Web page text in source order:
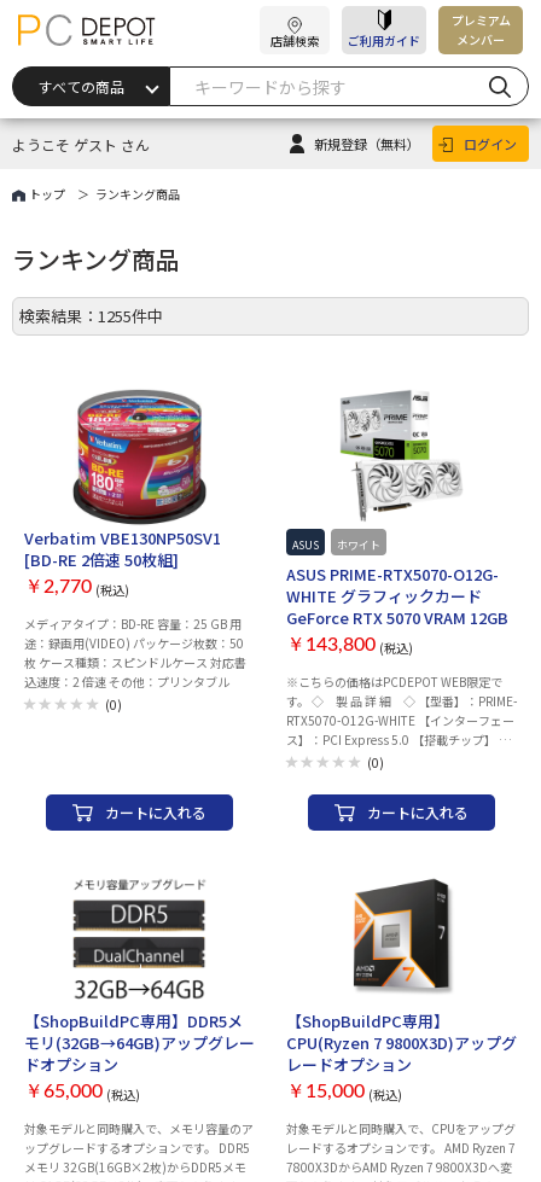
店舗検索 ご利用ガイド
プレミアム
メンバー
ようこそ ゲスト さん 新規登録 （無料） ログイン
トップ ランキング商品
ランキング商品
検索結果：1255件中
Verbatim VBE130NP50SV1
[BD-RE 2倍速 50枚組]
￥2,770 (税込)
メディアタイプ：BD-RE 容量：25 GB 用
途：録画用(VIDEO) パッケージ枚数：50
枚 ケース種類：スピンドルケース 対応書
込速度：2 倍速 その他：プリンタブル
(0)
カートに入れる
ASUS ホワイト
ASUS PRIME-RTX5070-O12G-
WHITE グラフィックカード
GeForce RTX 5070 VRAM 12GB
￥143,800 (税込)
※こちらの価格はPCDEPOT WEB限定で
す。 ◇ 製 品 詳 細 ◇ 【型番】：PRIME-
RTX5070-O12G-WHITE 【インターフェー
ス】：PCI Express 5.0 【搭載チップ】 ・
チップメーカー：NVIDIA ・グラフィック
ク：2557MHz (Boost Clock) 【VRAM】 ・
メモリ規格：GDDR7 ・メモリ容量：
12GB ・メモリ速度：28 Gbps ・メモリバ
750W ・補助電源：16-pin 【インターフ
ェース】 ・HDMI：2.1b × 1 ・
DisplayPort：2.1b × 3 ・Type-C：- ・最
大解像度：7680 x 4320 ・画面出力数：4
【冷却】：空冷ファン 【本体サイズ】：
304 x 126 x 50 mm 【JAN】：
199291046122 【メーカー】：ASUS ※ご
場合、メーカー修理対応となります。 又、
開封・未開封にかかわらず、お客様のご都
合による返品・返金は致しかねます、ご了
承ください。
(0)
カートに入れる
【ShopBuildPC専用】DDR5メ
モリ(32GB→64GB)アップグレー
ドオプション
￥65,000 (税込)
対象モデルと同時購入で、メモリ容量のア
ップグレードするオプションです。 DDR5
メモリ 32GB(16GB×2枚)からDDR5メモ
【ShopBuildPC専用】
CPU(Ryzen 7 9800X3D)アップグ
レードオプション
￥15,000 (税込)
対象モデルと同時購入で、CPUをアップグ
レードするオプションです。 AMD Ryzen 7
7800X3DからAMD Ryzen 7 9800X3Dへ変